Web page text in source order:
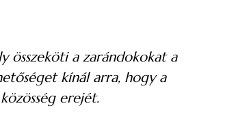
összeköti a zarándokokat a
kínál arra, hogy a
erejét.